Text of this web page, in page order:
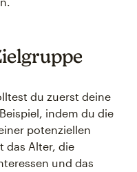
du zuerst deine
indem du die
potenziellen
das Alter, die
und das